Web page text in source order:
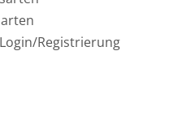
Registrierung